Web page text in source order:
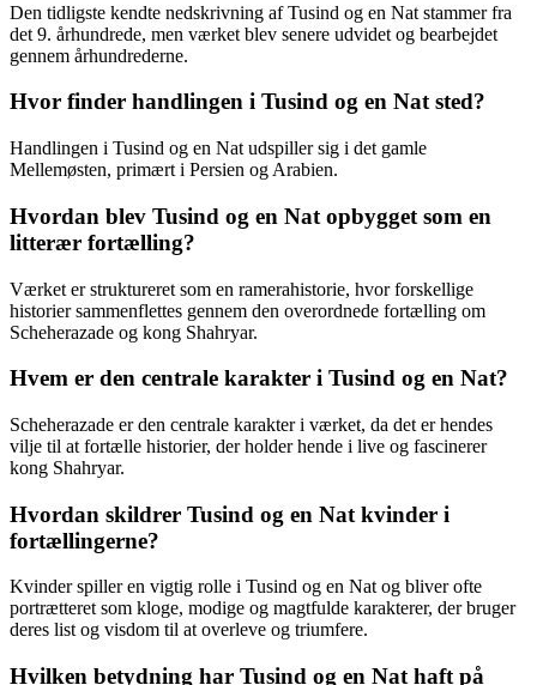
Den tidligste kendte nedskrivning af Tusind og en Nat stammer fra
det 9. århundrede, men værket blev senere udvidet og bearbejdet
gennem århundrederne.
Hvor finder handlingen i Tusind og en Nat sted?
Handlingen i Tusind og en Nat udspiller sig i det gamle
Mellemøsten, primært i Persien og Arabien.
Hvordan blev Tusind og en Nat opbygget som en
litterær fortælling?
Værket er struktureret som en ramerahistorie, hvor forskellige
historier sammenflettes gennem den overordnede fortælling om
Scheherazade og kong Shahryar.
Hvem er den centrale karakter i Tusind og en Nat?
Scheherazade er den centrale karakter i værket, da det er hendes
vilje til at fortælle historier, der holder hende i live og fascinerer
kong Shahryar.
Hvordan skildrer Tusind og en Nat kvinder i
fortællingerne?
Kvinder spiller en vigtig rolle i Tusind og en Nat og bliver ofte
portrætteret som kloge, modige og magtfulde karakterer, der bruger
deres list og visdom til at overleve og triumfere.
Hvilken betydning har Tusind og en Nat haft på